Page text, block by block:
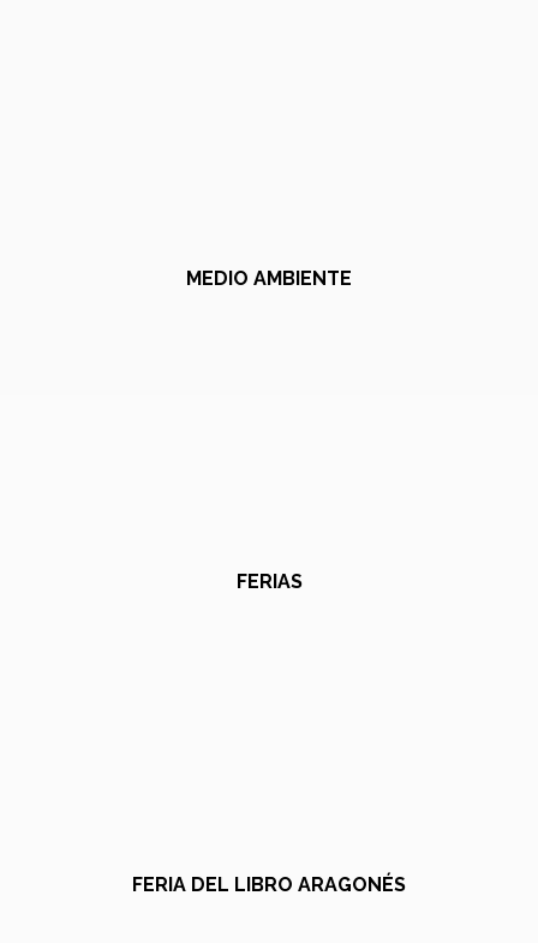
MEDIO AMBIENTE
FERIAS
FERIA DEL LIBRO ARAGONÉS